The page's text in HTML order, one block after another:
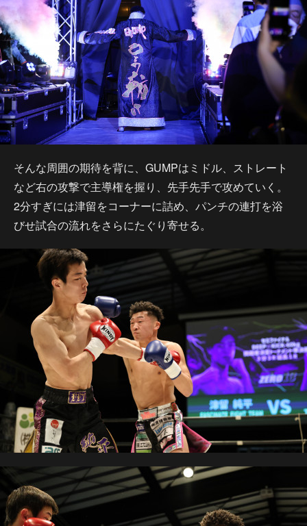
そんな周囲の期待を背に、GUMPはミドル、ストレート
など右の攻撃で主導権を握り、先手先手で攻めていく。
2分すぎには津留をコーナーに詰め、パンチの連打を浴
びせ試合の流れをさらにたぐり寄せる。